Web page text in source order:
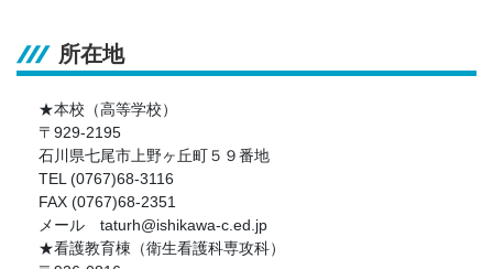
所在地
★本校（高等学校）
〒929-2195
石川県七尾市上野ヶ丘町５９番地
TEL (0767)68-3116
FAX (0767)68-2351
メール taturh@ishikawa-c.ed.jp
★看護教育棟（衛生看護科専攻科）